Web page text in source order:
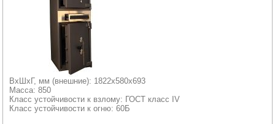
ВхШхГ, мм (внешние): 1822x580x693
Масса: 850
Класс устойчивости к взлому: ГОСТ класс IV
Класс устойчивости к огню: 60Б